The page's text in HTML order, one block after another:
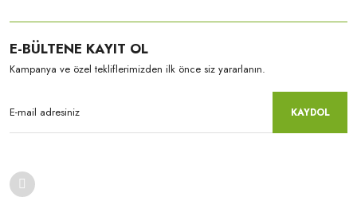
E-BÜLTENE KAYIT OL
Kampanya ve özel tekliflerimizden ilk önce siz yararlanın.
KAYDOL